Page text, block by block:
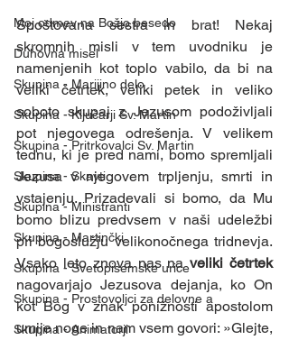
Moj odmev na Božjo besedo
Duhovna misel
Skupina - Marijino delo
Skupina - Ključarji Sv. Martin
Skupina - Pritrkovalci Sv. Martin
Skupina - Skavti
Skupina - Ministranti
Skupina - Martinčki
Skupina - Svetopisemske urice
Skupina - Prostovoljci za delovne a
Skupina - Animatorji
Spoštovana sestra in brat! Nekaj
skromnih misli v tem uvodniku je
namenjenih kot toplo vabilo, da bi na
veliki četrtek, veliki petek in veliko
soboto skupaj z Jezusom podoživljali
pot njegovega odrešenja. V velikem
tednu, ki je pred nami, bomo spremljali
Jezusa v njegovem trpljenju, smrti in
vstajenju. Prizadevali si bomo, da Mu
bomo blizu predvsem v naši udeležbi
pri bogoslužju velikonočnega tridnevja.
Vsako leto znova nas na
veliki četrtek
nagovarjajo Jezusova dejanja, ko On
kot Bog v znak ponižnosti apostolom
umije noge in nam vsem govori: »Glejte,